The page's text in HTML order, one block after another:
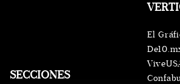
SECCIONES
El